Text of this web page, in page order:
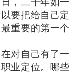
要把给自己定
重要的第一个
己有了一
业定位。哪些